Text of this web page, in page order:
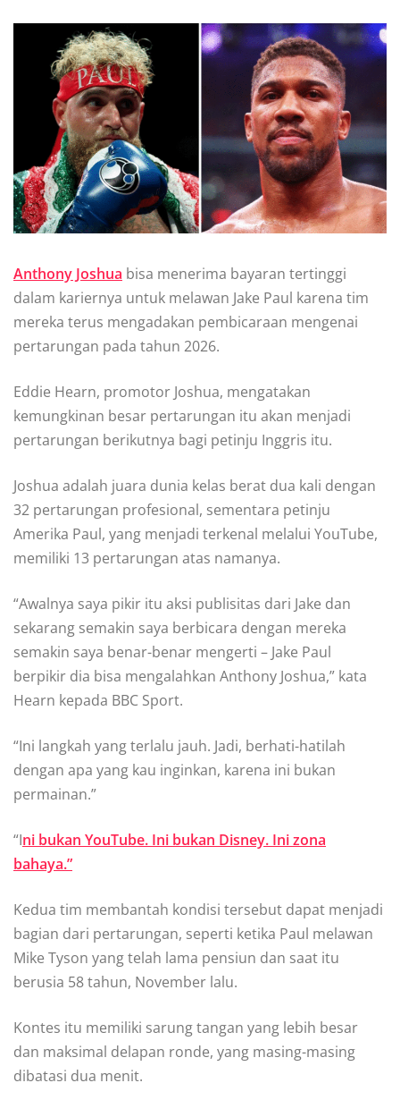
Anthony Joshua bisa menerima bayaran tertinggi
dalam kariernya untuk melawan Jake Paul karena tim
mereka terus mengadakan pembicaraan mengenai
pertarungan pada tahun 2026.
Eddie Hearn, promotor Joshua, mengatakan
kemungkinan besar pertarungan itu akan menjadi
pertarungan berikutnya bagi petinju Inggris itu.
Joshua adalah juara dunia kelas berat dua kali dengan
32 pertarungan profesional, sementara petinju
Amerika Paul, yang menjadi terkenal melalui YouTube,
memiliki 13 pertarungan atas namanya.
“Awalnya saya pikir itu aksi publisitas dari Jake dan
sekarang semakin saya berbicara dengan mereka
semakin saya benar-benar mengerti – Jake Paul
berpikir dia bisa mengalahkan Anthony Joshua,” kata
Hearn kepada BBC Sport.
“Ini langkah yang terlalu jauh. Jadi, berhati-hatilah
dengan apa yang kau inginkan, karena ini bukan
permainan.”
“Ini bukan YouTube. Ini bukan Disney. Ini zona
bahaya.”
Kedua tim membantah kondisi tersebut dapat menjadi
bagian dari pertarungan, seperti ketika Paul melawan
Mike Tyson yang telah lama pensiun dan saat itu
berusia 58 tahun, November lalu.
Kontes itu memiliki sarung tangan yang lebih besar
dan maksimal delapan ronde, yang masing-masing
dibatasi dua menit.